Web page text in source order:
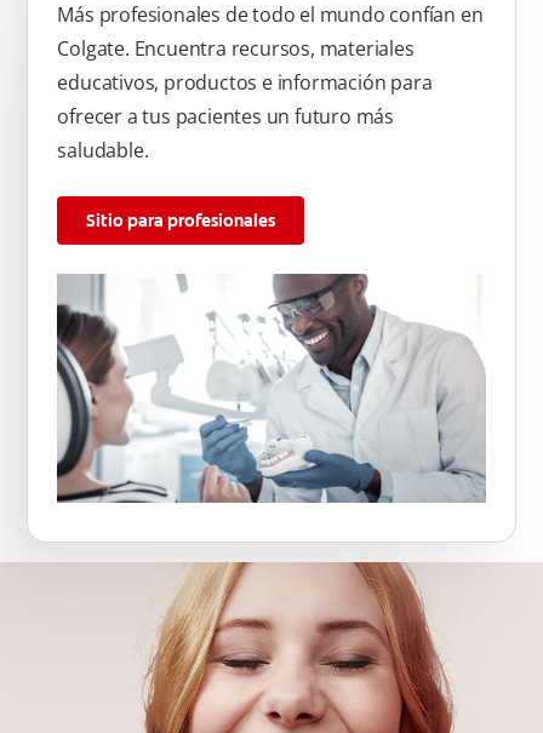
Más profesionales de todo el mundo confían en
Colgate. Encuentra recursos, materiales
educativos, productos e información para
ofrecer a tus pacientes un futuro más
saludable.
Sitio para profesionales